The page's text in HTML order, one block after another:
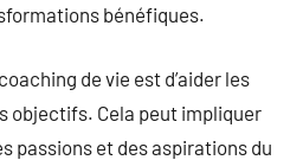
bénéfiques.
de vie est d’aider les
objectifs. Cela peut impliquer
passions et des aspirations du